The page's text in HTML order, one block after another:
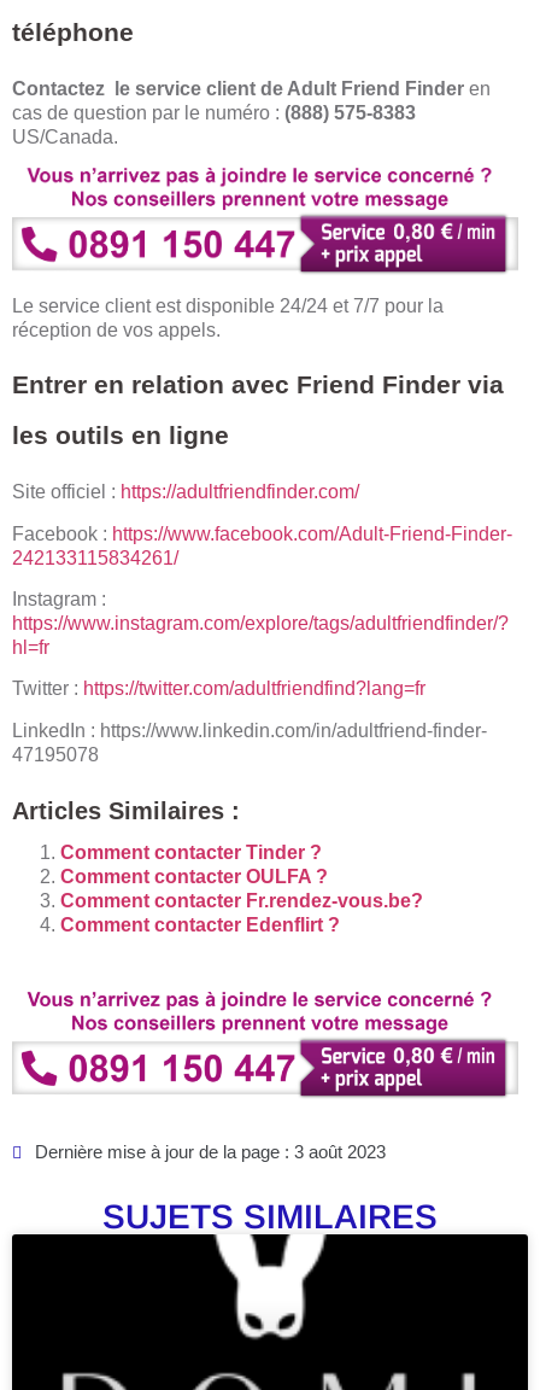
téléphone
Contactez le service client de Adult Friend Finder en
cas de question par le numéro : (888) 575-8383
US/Canada.
Le service client est disponible 24/24 et 7/7 pour la
réception de vos appels.
Entrer en relation avec Friend Finder via
les outils en ligne
Site officiel : https://adultfriendfinder.com/
Facebook : https://www.facebook.com/Adult-Friend-Finder-
242133115834261/
Instagram :
https://www.instagram.com/explore/tags/adultfriendfinder/?
hl=fr
Twitter : https://twitter.com/adultfriendfind?lang=fr
LinkedIn : https://www.linkedin.com/in/adultfriend-finder-
47195078
Articles Similaires :
Comment contacter Tinder ?
Comment contacter OULFA ?
Comment contacter Fr.rendez-vous.be?
Comment contacter Edenflirt ?
Dernière mise à jour de la page : 3 août 2023
SUJETS SIMILAIRES